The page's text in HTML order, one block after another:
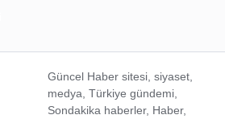
Güncel Haber sitesi, siyaset,
medya, Türkiye gündemi,
Sondakika haberler, Haber,